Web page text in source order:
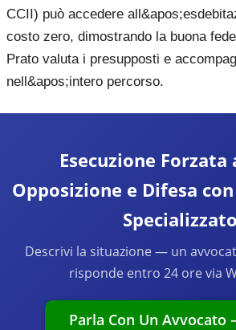
CCII) può accedere
costo zero, dimostrando la buona
Prato valuta i presupposti e
nell&apos;intero percorso.
Esecuzione Forzata
Opposizione e Difesa
Specializzato
Descrivi la situazione — un
risponde entro 24 ore via
Parla Con Un Avvocato